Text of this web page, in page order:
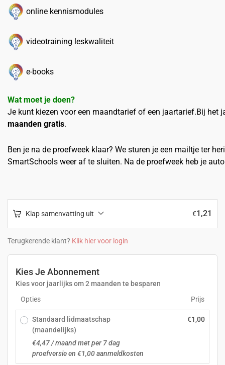
online kennismodules
videotraining leskwaliteit
e-books
Wat moet je doen?
Je kunt kiezen voor een maandtarief of een jaartarief.Bij het
maanden gratis.
Ben je na de proefweek klaar? We sturen je een mailtje ter
SmartSchools weer af te sluiten. Na de proefweek heb je
Klap samenvatting uit €1,21
Terugkerende klant? Klik hier voor login
Kies Je Abonnement
Kies voor jaarlijks om 2 maanden te besparen
Opties
Prijs
Standaard lidmaatschap
(maandelijks)
€4,47/ maand met per 7 dag
proefversie en €1,00aanmeldkosten
€1,00